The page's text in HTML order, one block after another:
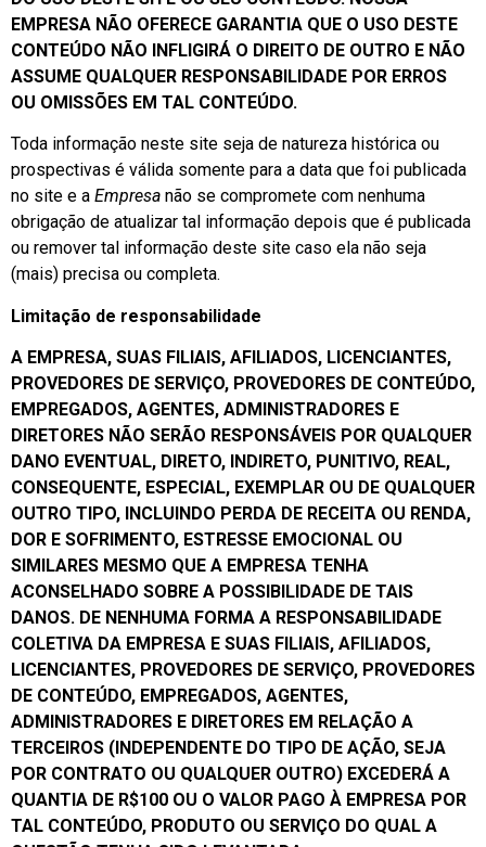
EMPRESA NÃO OFERECE GARANTIA QUE O USO DESTE
CONTEÚDO NÃO INFLIGIRÁ O DIREITO DE OUTRO E NÃO
ASSUME QUALQUER RESPONSABILIDADE POR ERROS
OU OMISSÕES EM TAL CONTEÚDO.
Toda informação neste site seja de natureza histórica ou
prospectivas é válida somente para a data que foi publicada
no site e a Empresa não se compromete com nenhuma
obrigação de atualizar tal informação depois que é publicada
ou remover tal informação deste site caso ela não seja
(mais) precisa ou completa.
Limitação de responsabilidade
A EMPRESA, SUAS FILIAIS, AFILIADOS, LICENCIANTES,
PROVEDORES DE SERVIÇO, PROVEDORES DE CONTEÚDO,
EMPREGADOS, AGENTES, ADMINISTRADORES E
DIRETORES NÃO SERÃO RESPONSÁVEIS POR QUALQUER
DANO EVENTUAL, DIRETO, INDIRETO, PUNITIVO, REAL,
CONSEQUENTE, ESPECIAL, EXEMPLAR OU DE QUALQUER
OUTRO TIPO, INCLUINDO PERDA DE RECEITA OU RENDA,
DOR E SOFRIMENTO, ESTRESSE EMOCIONAL OU
SIMILARES MESMO QUE A EMPRESA TENHA
ACONSELHADO SOBRE A POSSIBILIDADE DE TAIS
DANOS. DE NENHUMA FORMA A RESPONSABILIDADE
COLETIVA DA EMPRESA E SUAS FILIAIS, AFILIADOS,
LICENCIANTES, PROVEDORES DE SERVIÇO, PROVEDORES
DE CONTEÚDO, EMPREGADOS, AGENTES,
ADMINISTRADORES E DIRETORES EM RELAÇÃO A
TERCEIROS (INDEPENDENTE DO TIPO DE AÇÃO, SEJA
POR CONTRATO OU QUALQUER OUTRO) EXCEDERÁ A
QUANTIA DE R$100 OU O VALOR PAGO À EMPRESA POR
TAL CONTEÚDO, PRODUTO OU SERVIÇO DO QUAL A